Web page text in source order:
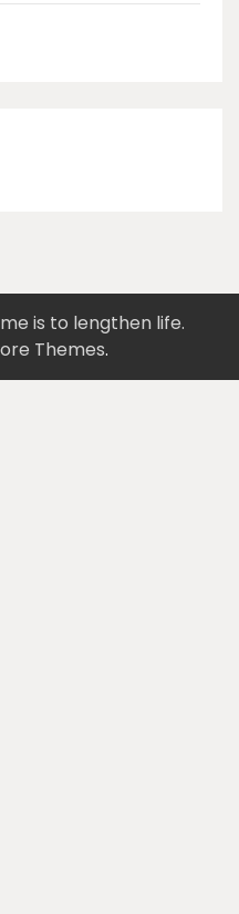
is to lengthen life.
Themes.